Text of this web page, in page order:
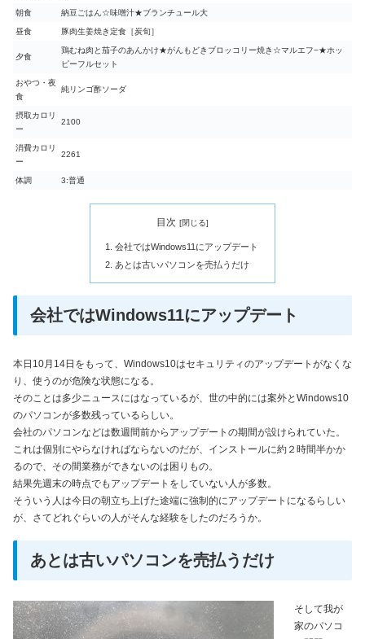
朝食 納豆ごはん☆味噌汁★ブランチュール大
昼食 豚肉生姜焼き定食［炭旬］
夕食
鶏むね肉と茄子のあんかけ★がんもどきブロッコリー焼き☆マルエフ−★ホッ
ピーフルセット
おやつ・夜
食
純リンゴ酢ソーダ
摂取カロリ
ー
2100
消費カロリ
ー
2261
体調 3:普通
目次
会社ではWindows11にアップデート
あとは古いパソコンを売払うだけ
会社ではWindows11にアップデート
本日10月14日をもって、Windows10はセキュリティのアップデートがなくな
り、使うのが危険な状態になる。
そのことは多少ニュースにはなっているが、世の中的には案外とWindows10
のパソコンが多数残っているらしい。
会社のパソコンなどは数週間前からアップデートの期間が設けられていた。
これは個別にやらなければならないのだが、インストールに約２時間半かか
るので、その間業務ができないのは困りもの。
結果先週末の時点でもアップデートをしていない人が多数。
そういう人は今日の朝立ち上げた途端に強制的にアップデートになるらしい
が、さてどれぐらいの人がそんな経験をしたのだろうか。
あとは古いパソコンを売払うだけ
そして我が
家のパソコ